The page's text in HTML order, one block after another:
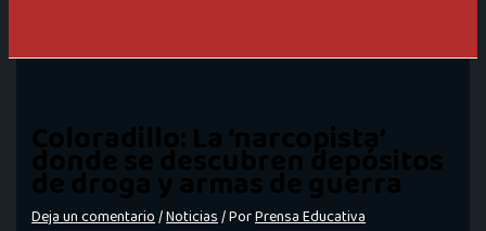
Coloradillo: La ‘narcopista’
donde se descubren depósitos
de droga y armas de guerra
Deja un comentario/Noticias/ PorPrensa Educativa